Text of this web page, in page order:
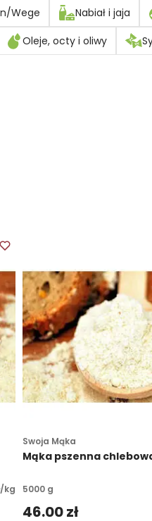
Wege Nabiał i jaja
Oleje, octy i oliwy
kg
Swoja Mąka
Mąka pszenna
5000 g
46.00 zł